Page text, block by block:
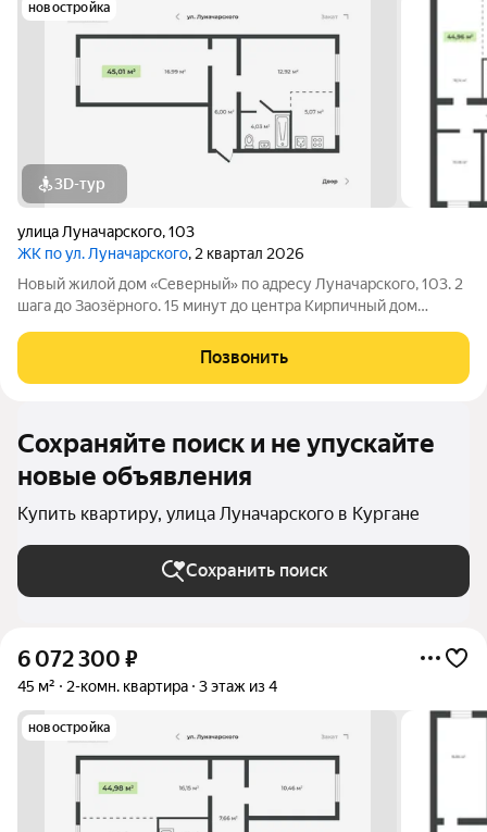
новостройка
3D-тур
улица Луначарского,103
ЖК по ул. Луначарского, 2 квартал 2026
Новый жилой дом «Северный» по адресу Луначарского, 103. 2
шага до Заозёрного. 15 минут до центра Кирпичный дом
воркаута Просторная парковка Корзины для кондиционеров
КВАРТИРЫ ФОРМАТА «ЗАЕЗЖАЙ И ЖИВИ»
Позвонить
Сохраняйте поиск и не упускайте
новые объявления
Купить квартиру, улица Луначарского в Кургане
Сохранить поиск
6 072 300 ₽
45 м² 2-комн. квартира 3 этаж из 4
новостройка